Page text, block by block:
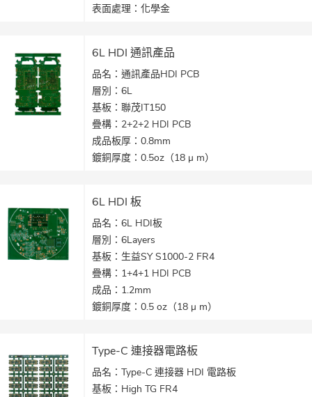
表面處理：化學金
產品應用：智慧型手機主機板
6L HDI 通訊產品
品名：通訊產品HDI PCB
層別：6L
基板：聯茂IT150
疊構：2+2+2 HDI PCB
成品板厚：0.8mm
鍍銅厚度：0.5oz（18 μ m）
孔徑：雷射孔= 0.075mm，機械孔= 0.1mm
產品應用：通訊產品
6L HDI 板
品名：6L HDI板
層別：6Layers
基板：生益SY S1000-2 FR4
疊構：1+4+1 HDI PCB
成品：1.2mm
鍍銅厚度：0.5 oz（18 μ m）
孔徑：雷射孔= 0.1mm，
產品應用：網通產品
Type-C 連接器電路板
品名：Type-C 連接器 HDI 電路板
基板：High TG FR4